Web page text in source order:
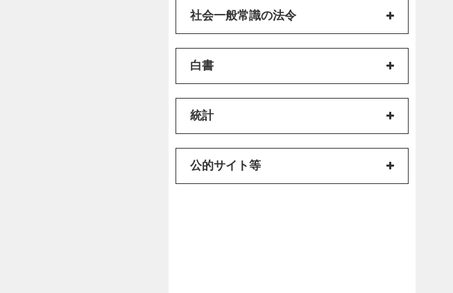
社会一般常識の法令
白書
統計
公的サイト等